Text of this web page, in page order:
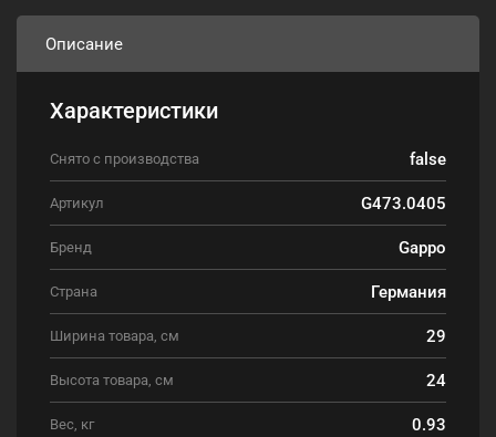
Описание
Характеристики
Снято с производства false
Артикул G473.0405
Бренд Gappo
Страна Германия
Ширина товара, см 29
Высота товара, см 24
Вес, кг 0.93